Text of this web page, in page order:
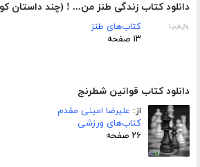
دانلود کتاب زندگی طنز من... ! (چند داستان
کتاب‌های طنز
۱۳ صفحه
دانلود کتاب قوانین شطرنج
از: علیرضا امینی مقدم
کتاب‌های ورزشی
۲۶ صفحه